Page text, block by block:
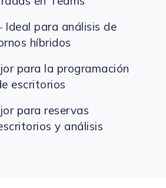
Ideal para análisis de
híbridos
para la programación
escritorios
para reservas
y análisis